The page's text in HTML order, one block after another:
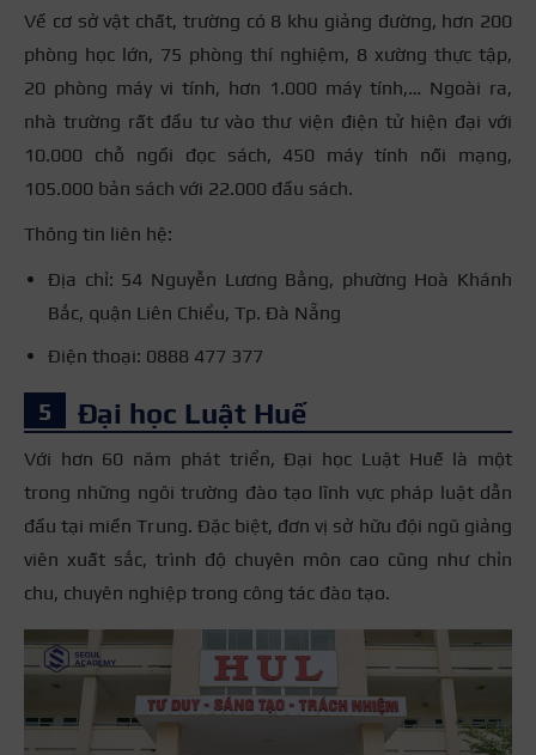
Về cơ sở vật chất, trường có 8 khu giảng đường, hơn 200
phòng học lớn, 75 phòng thí nghiệm, 8 xường thực tập,
20 phòng máy vi tính, hơn 1.000 máy tính,… Ngoài ra,
nhà trường rất đầu tư vào thư viện điện tử hiện đại với
10.000 chỗ ngồi đọc sách, 450 máy tính nối mạng,
105.000 bản sách với 22.000 đầu sách.
Thông tin liên hệ:
Địa chỉ: 54 Nguyễn Lương Bằng, phường Hoà Khánh
Bắc, quận Liên Chiểu, Tp. Đà Nẵng
Điện thoại: 0888 477 377
Đại học Luật Huế
Với hơn 60 năm phát triển, Đại học Luật Huế là một
trong những ngôi trường đào tạo lĩnh vực pháp luật dẫn
đầu tại miền Trung. Đặc biệt, đơn vị sở hữu đội ngũ giảng
viên xuất sắc, trình độ chuyên môn cao cũng như chỉn
chu, chuyên nghiệp trong công tác đào tạo.